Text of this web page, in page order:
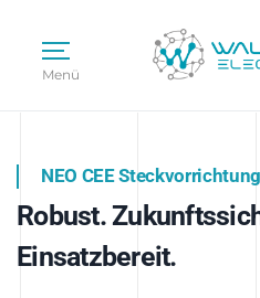
Menü
Intelligente
NEO CEE Steckvorrichtung
Robust.
Einsatzbereit.
Intelligenz trifft